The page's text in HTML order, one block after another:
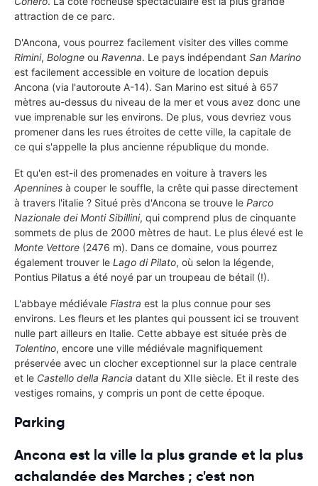
attraction de ce parc.
D'Ancona, vous pourrez facilement visiter des villes comme
Rimini, Bologne ou Ravenna. Le pays indépendant San Marino
est facilement accessible en voiture de location depuis
Ancona (via l'autoroute A-14). San Marino est situé à 657
mètres au-dessus du niveau de la mer et vous avez donc une
vue imprenable sur les environs. De plus, vous devriez vous
promener dans les rues étroites de cette ville, la capitale de
ce qui s'appelle la plus ancienne république du monde.
Et qu'en est-il des promenades en voiture à travers les
Apennines à couper le souffle, la crête qui passe directement
à travers l'italie ? Situé près d'Ancona se trouve le Parco
Nazionale dei Monti Sibillini, qui comprend plus de cinquante
sommets de plus de 2000 mètres de haut. Le plus élevé est le
Monte Vettore (2476 m). Dans ce domaine, vous pourrez
également trouver le Lago di Pilato, où selon la légende,
Pontius Pilatus a été noyé par un troupeau de bétail (!).
L'abbaye médiévale Fiastra est la plus connue pour ses
environs. Les fleurs et les plantes qui poussent ici se trouvent
nulle part ailleurs en Italie. Cette abbaye est située près de
Tolentino, encore une ville médiévale magnifiquement
préservée avec un clocher exceptionnel sur la place centrale
et le Castello della Rancia datant du XIIe siècle. Et il reste des
vestiges romains, y compris un pont de cette époque.
Parking
Ancona est la ville la plus grande et la plus
achalandée des Marches ; c'est non